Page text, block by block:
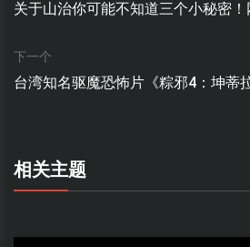
关于山治你可能不知道三个小秘密
下一个
台湾知名驱魔恐怖片《粽邪4：坤蒂
相关主题